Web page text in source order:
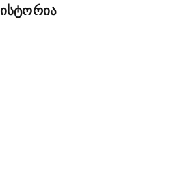
ᲘᲡᲢᲝᲠᲘᲐ